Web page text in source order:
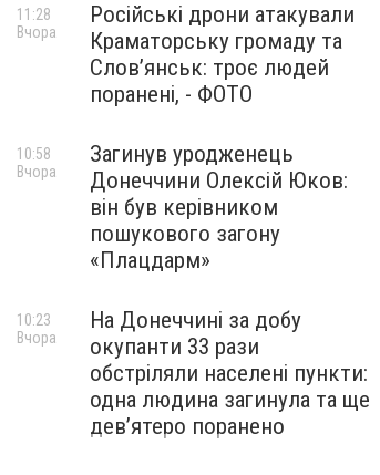
Російські дрони атакували
Краматорську громаду та
Слов’янськ: троє людей
поранені, - ФОТО
11:28
Вчора
Загинув уродженець
Донеччини Олексій Юков:
він був керівником
пошукового загону
«Плацдарм»
10:58
Вчора
На Донеччині за добу
окупанти 33 рази
обстріляли населені пункти:
одна людина загинула та ще
девʼятеро поранено
10:23
Вчора